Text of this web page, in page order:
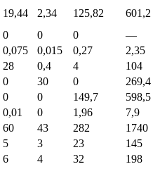
19,44 2,34 125,82
601,2
0 0 0
—
0,075 0,015 0,27
2,35
28 0,4 4
104
0 30 0
269,4
0 0 149,7
598,5
0,01 0 1,96
7,9
60 43 282
1740
5 3 23
145
6 4 32 198